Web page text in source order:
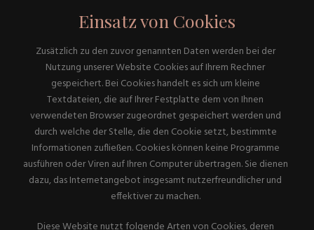
Einsatz von Cookies
Zusätzlich zu den zuvor genannten Daten werden bei der
Nutzung unserer Website Cookies auf Ihrem Rechner
gespeichert. Bei Cookies handelt es sich um kleine
Textdateien, die auf Ihrer Festplatte dem von Ihnen
verwendeten Browser zugeordnet gespeichert werden und
durch welche der Stelle, die den Cookie setzt, bestimmte
Informationen zufließen. Cookies können keine Programme
ausführen oder Viren auf Ihren Computer übertragen. Sie dienen
dazu, das Internetangebot insgesamt nutzerfreundlicher und
effektiver zu machen.